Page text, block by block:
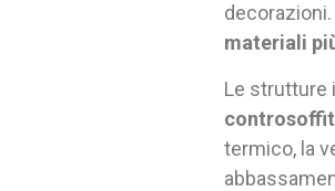
materiali
Le strutture
termico, la